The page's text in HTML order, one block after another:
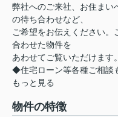
弊社へのご来社、お住まい
の待ち合わせなど、
ご希望をお伝えください。
合わせた物件を
あわせてご覧いただけます。
◆住宅ローン等各種ご相談
もっと見る
物件の特徴